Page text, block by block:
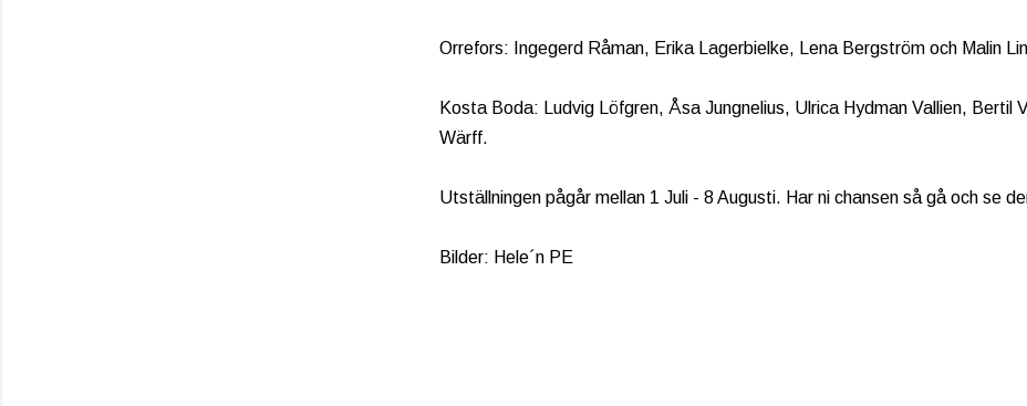
Orrefors: Ingegerd Råman, Erika Lagerbielke, Lena Bergström och Malin
Kosta Boda: Ludvig Löfgren, Åsa Jungnelius, Ulrica Hydman Vallien, Bertil
Wärff.
Utställningen pågår mellan 1 Juli - 8 Augusti. Har ni chansen så gå och se
Bilder: Hele´n PE